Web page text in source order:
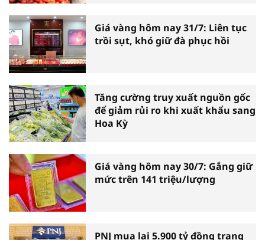
Giá vàng hôm nay 31/7: Liên tục
trồi sụt, khó giữ đà phục hồi
Tăng cường truy xuất nguồn gốc
để giảm rủi ro khi xuất khẩu sang
Hoa Kỳ
Giá vàng hôm nay 30/7: Gắng giữ
mức trên 141 triệu/lượng
PNJ mua lại 5.900 tỷ đồng trang